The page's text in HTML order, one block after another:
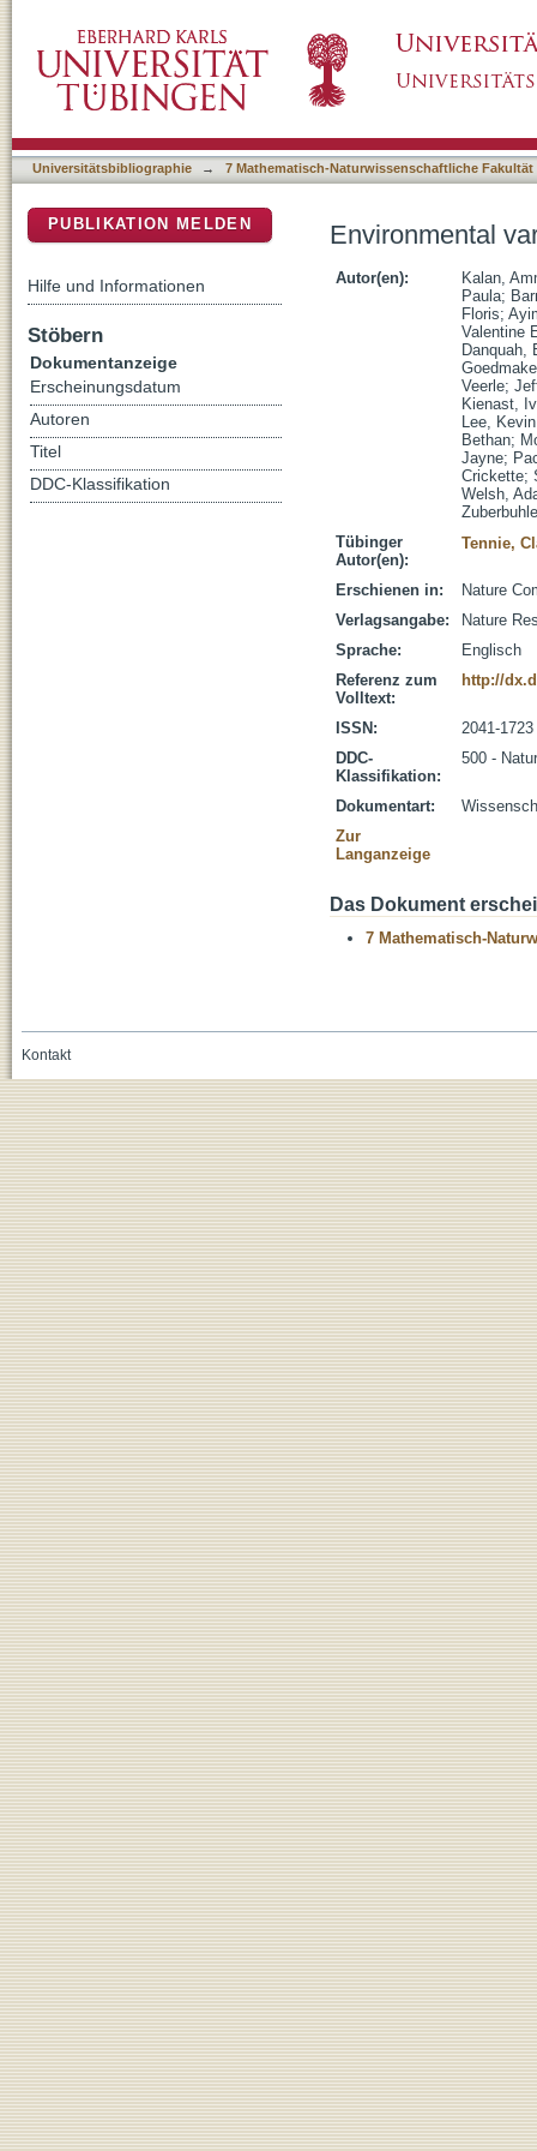
Universitätsbibliographie → 7 Mathematisch-Naturwissenschaftliche Fakultät
Environmental
Autor(en):
Kalan,
Paula;
Floris;
Valentine
Danquah,
Veerle;
Kienast,
Lee,
Bethan;
Jayne;
Crickette;
Welsh,
Tübinger
Autor(en):
Tennie,
Erschienen in:
Nature
Verlagsangabe:
Nature
Sprache:
Englisch
Referenz zum
Volltext:
http://
ISSN:
2041-1723
DDC-
Klassifikation:
500 -
Dokumentart:
Zur
Langanzeige
Das Dokument
7 Mathematisch-
PUBLIKATION MELDEN
Hilfe und Informationen
Stöbern
Dokumentanzeige
Erscheinungsdatum
Autoren
Titel
DDC-Klassifikation
Kontakt